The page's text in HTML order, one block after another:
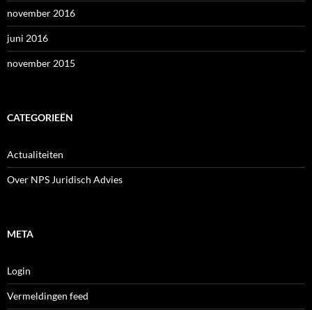
november 2016
juni 2016
november 2015
CATEGORIEËN
Actualiteiten
Over NPS Juridisch Advies
META
Login
Vermeldingen feed